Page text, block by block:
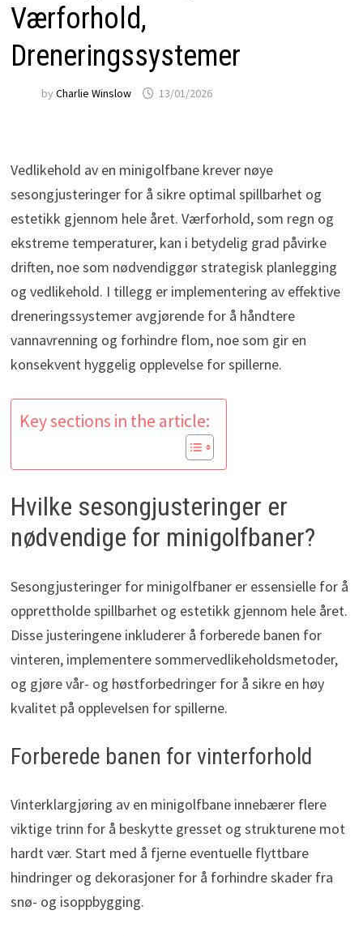
Værforhold,
Dreneringssystemer
by Charlie Winslow 13/01/2026
Vedlikehold av en minigolfbane krever nøye
sesongjusteringer for å sikre optimal spillbarhet og
estetikk gjennom hele året. Værforhold, som regn og
ekstreme temperaturer, kan i betydelig grad påvirke
driften, noe som nødvendiggør strategisk planlegging
og vedlikehold. I tillegg er implementering av effektive
dreneringssystemer avgjørende for å håndtere
vannavrenning og forhindre flom, noe som gir en
konsekvent hyggelig opplevelse for spillerne.
Key sections in the article:
Hvilke sesongjusteringer er
nødvendige for minigolfbaner?
Sesongjusteringer for minigolfbaner er essensielle for å
opprettholde spillbarhet og estetikk gjennom hele året.
Disse justeringene inkluderer å forberede banen for
vinteren, implementere sommervedlikeholdsmetoder,
og gjøre vår- og høstforbedringer for å sikre en høy
kvalitet på opplevelsen for spillerne.
Forberede banen for vinterforhold
Vinterklargjøring av en minigolfbane innebærer flere
viktige trinn for å beskytte gresset og strukturene mot
hardt vær. Start med å fjerne eventuelle flyttbare
hindringer og dekorasjoner for å forhindre skader fra
snø- og isoppbygging.